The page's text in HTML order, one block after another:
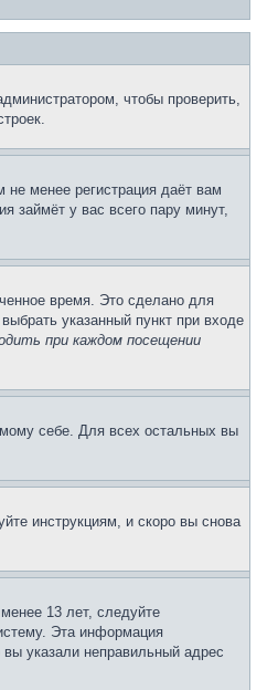
чтобы проверить,
менее регистрация даёт вам
займёт у вас всего пару минут,
время. Это сделано для
указанный пункт при входе
при каждом посещении
себе. Для всех остальных вы
инструкциям, и скоро вы снова
13 лет, следуйте
Эта информация
указали неправильный адрес